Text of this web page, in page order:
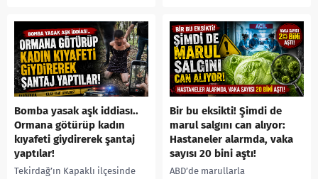
yerine sevk edilen...
Bomba yasak aşk iddiası..
Ormana götürüp kadın
kıyafeti giydirerek şantaj
yaptılar!
Tekirdağ’ın Kapaklı ilçesinde
Bir bu eksikti! Şimdi de
marul salgını can alıyor:
Hastaneler alarmda, vaka
sayısı 20 bini aştı!
ABD’de marullarla